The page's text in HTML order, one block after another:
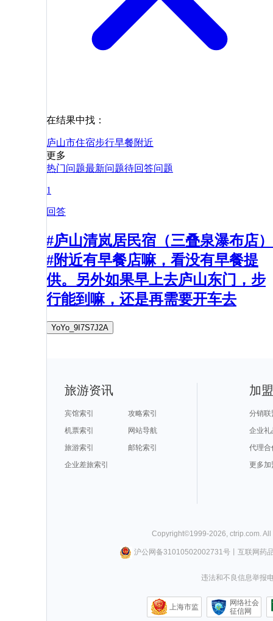
在结果中找：
庐山市住宿步行早餐附近
更多
热门问题最新问题待回答问题
1
回答
#庐山清岚居民宿（三叠泉瀑布店）
#附近有早餐店嘛，看没有早餐提
供。另外如果早上去庐山东门，步
行能到嘛，还是再需要开车去
YoYo_9I7S7J2A
旅游资讯
宾馆索引
攻略索引
机票索引
网站导航
旅游索引
邮轮索引
企业差旅索引
加
分销联
企业礼
代理合
更多加
Copyright©1999-2026 ctrip.com .
沪公网备31010502002731号丨 互联网药
违法和不良信息举报
上海市监
网络社会
征信网